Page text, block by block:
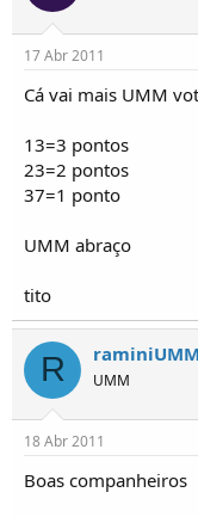
17 Abr 2011
Cá vai mais UMM
13=3 pontos
23=2 pontos
37=1 ponto
UMM abraço
tito
R raminiUMM
UMM
18 Abr 2011
Boas companheiros